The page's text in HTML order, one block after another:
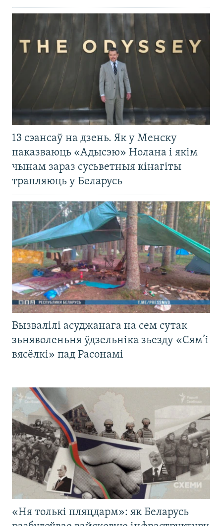
13 сэансаў на дзень. Як у Менску
паказваюць «Адысэю» Нолана і якім
чынам зараз сусьветныя кінагіты
трапляюць у Беларусь
Вызвалілі асуджанага на сем сутак
зьняволеньня ўдзельніка зьезду «Сям’і
вясёлкі» пад Расонамі
«Ня толькі пляцдарм»: як Беларусь